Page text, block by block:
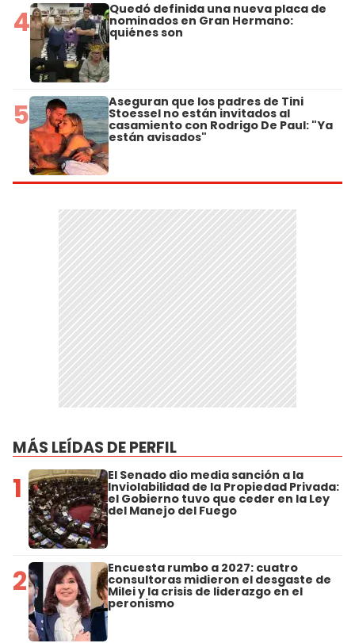
4 Quedó definida una nueva placa de
nominados en Gran Hermano:
quiénes son
5 Aseguran que los padres de Tini
Stoessel no están invitados al
casamiento con Rodrigo De Paul: "Ya
están avisados"
MÁS LEÍDAS DE PERFIL
1 El Senado dio media sanción a la
Inviolabilidad de la Propiedad Privada:
el Gobierno tuvo que ceder en la Ley
del Manejo del Fuego
2 Encuesta rumbo a 2027: cuatro
consultoras midieron el desgaste de
Milei y la crisis de liderazgo en el
peronismo